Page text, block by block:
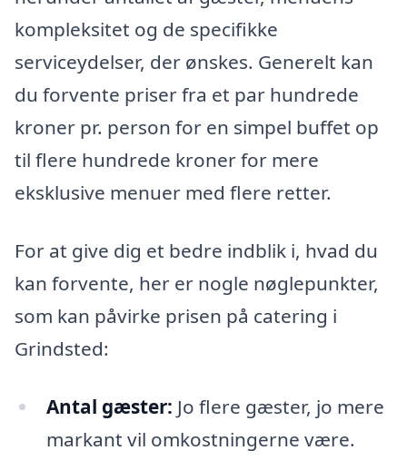
kompleksitet og de specifikke
serviceydelser, der ønskes. Generelt kan
du forvente priser fra et par hundrede
kroner pr. person for en simpel buffet op
til flere hundrede kroner for mere
eksklusive menuer med flere retter.
For at give dig et bedre indblik i, hvad du
kan forvente, her er nogle nøglepunkter,
som kan påvirke prisen på catering i
Grindsted:
Antal gæster: Jo flere gæster, jo mere
markant vil omkostningerne være.